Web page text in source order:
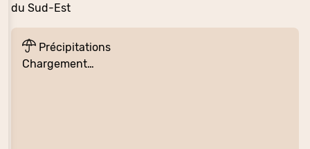
du Sud-Est
Précipitations
Chargement…